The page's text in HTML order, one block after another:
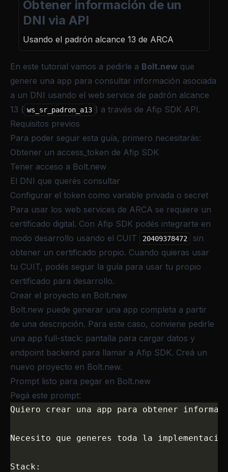
Obtener información de un
DNI via API
Usando el padrón alcance 13 de ARCA
En este tutorial vamos a pedirle a Bolt.new que
genere una app para consultar información asociada
a un DNI usando el web service de padrón alcance
13 ( ws_sr_padron_a13 ) a través de Afip SDK API.
Requisitos previos
Para poder seguir esta guía, primero necesitarás:
Obtener un access_token de Afip SDK
Tener acceso a Bolt.new
El DNI que querés consultar
Configurar el token como variable privada o secret
Para usar los web services de ARCA se requiere un
certificado digital. Con Afip SDK podés integrarte en
modo desarrollo usando el CUIT
20409378472
sin
obtener un certificado propio. Cuando quieras usar
tu CUIT, podés seguir la guía para usar tu propio
certificado para desarrollo.
Crear el proyecto en Bolt.new
Bolt.new puede generar una app completa a partir
de una descripción. Para este caso, conviene pedirle
una app full-stack: pantalla para cargar datos y
endpoint backend para llamar a Afip SDK. Creá un
nuevo proyecto en Bolt.new.
Prompt listo para pegar en Bolt.new
Pegá este prompt:
Quiero crear una app para obtener
Necesito que generes toda la
Stack: